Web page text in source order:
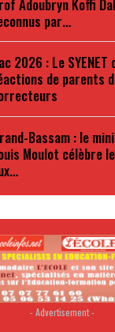
Adoubryn Koffi
par…
2026 : Le SYENET
de parents
Bassam : le
Moulot célèbre
- Advertisement -